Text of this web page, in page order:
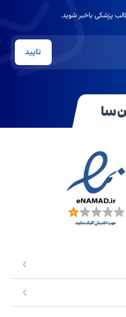
پزشکی باخبر شوید.
تایید